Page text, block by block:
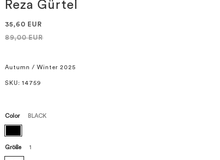
Reza Gürtel
35,60 EUR
89,00 EUR
Autumn / Winter 2025
SKU : 14759
Color BLACK
Größe 1